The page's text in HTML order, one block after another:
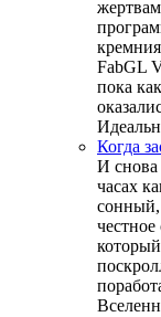
FabGL
пока
Когда
И снова
часах
сонный,